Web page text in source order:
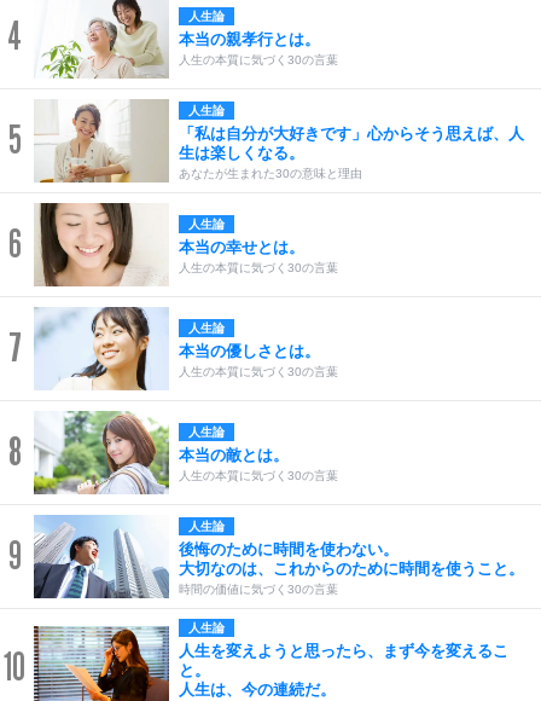
4 人生論
本当の親孝行とは。
人生の本質に気づく30の言葉
5
人生論
「私は自分が大好きです」心からそう思えば、人
生は楽しくなる。
あなたが生まれた30の意味と理由
6 人生論
本当の幸せとは。
人生の本質に気づく30の言葉
7 人生論
本当の優しさとは。
人生の本質に気づく30の言葉
8 人生論
本当の敵とは。
人生の本質に気づく30の言葉
9
人生論
後悔のために時間を使わない。
大切なのは、これからのために時間を使うこと。
時間の価値に気づく30の言葉
10
人生論
人生を変えようと思ったら、まず今を変えるこ
と。
人生は、今の連続だ。